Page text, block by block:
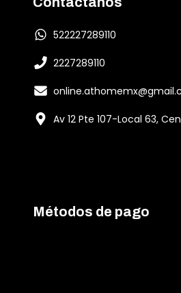
522227289110
2227289110
Av 12 Pte 107-Local 63,
Métodos de pago